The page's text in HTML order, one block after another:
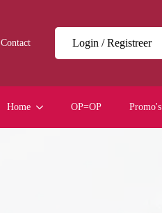
Contact Login / Registreer
Home OP=OP Promo's